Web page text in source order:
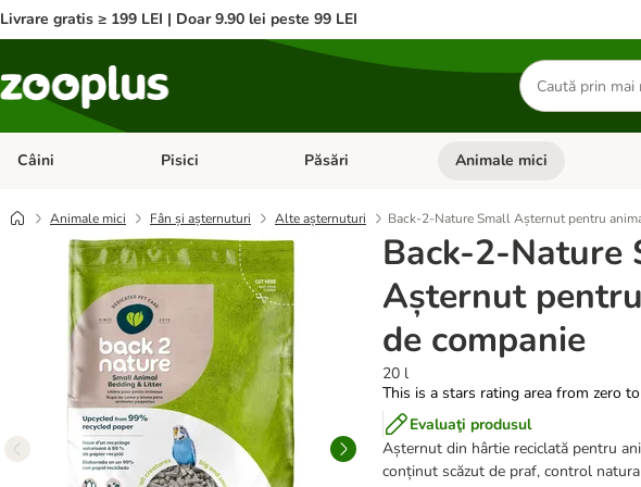
Livrare gratis ≥ 199 LEI | Doar 9.90 lei peste 99 LEI
Căutare
produse
Câini Deschideți meniul cu categorii: Câini
Pisici Deschideți meniul cu categorii: Pisici
Păsări Deschideți meniul cu
Animale mici
Animale mici Fân și așternuturi Alte așternuturi Back-2-Nature Small Așternut pentru
Back-2-Nature
Așternut
de companie
20 l
This is a stars rating area from zero
Evaluaţi produsul
Așternut din hârtie reciclată pentru
conținut scăzut de praf, control